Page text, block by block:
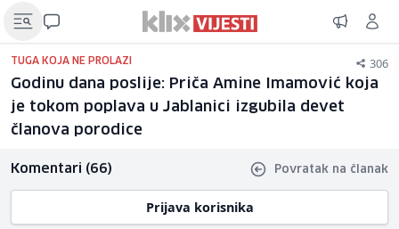
TUGA KOJA NE PROLAZI 306
Godinu dana poslije: Priča Amine Imamović koja
je tokom poplava u Jablanici izgubila devet
članova porodice
Komentari (66) Povratak na članak
Prijava korisnika